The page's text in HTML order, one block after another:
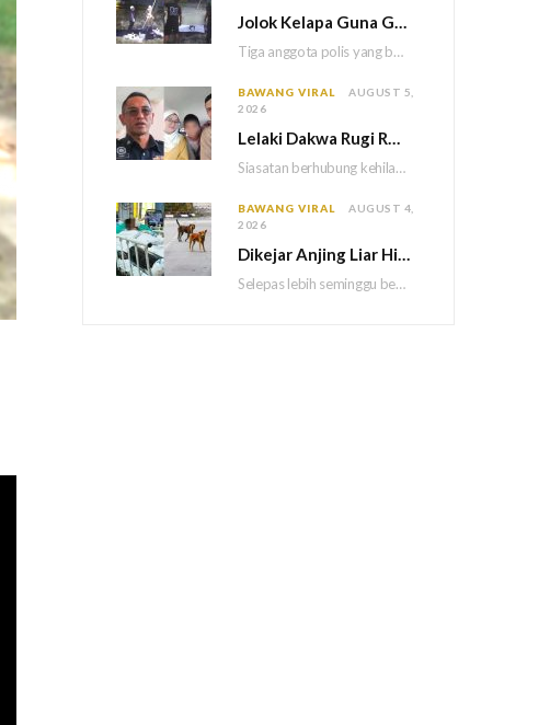
Jolok Kelapa Guna Galah Besi Berakhir Tragedi, Tiga Polis Maut Terkena Renjatan Elektrik
Tiga anggota polis yang bertugas di Balai Polis Weston maut selepas dipercayai terkena renjatan elektrik…
BAWANG VIRAL
AUGUST 5,
2026
Lelaki Dakwa Rugi RM25,000 Akibat Hutang Kutu, Polis Siasat Kaitan Dengan Kehilangan Tiga Beranak
Siasatan berhubung kehilangan tiga sekeluarga di Bukit Kayu Hitam kini memasuki perkembangan baharu apabila polis…
BAWANG VIRAL
AUGUST 4,
2026
Dikejar Anjing Liar Hingga Kemalangan, Mekanik Berdepan Risiko Kecederaan Otak Kekal
Selepas lebih seminggu berada dalam keadaan koma akibat kemalangan dipercayai berpunca daripada kejadian dikejar sekumpulan…